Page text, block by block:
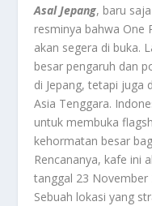
Asal Jepang, baru
resminya bahwa One
akan segera di buka.
besar pengaruh dan
di Jepang, tetapi juga
Asia Tenggara.
untuk membuka
kehormatan besar
Rencananya, kafe ini
tanggal 23 November
Sebuah lokasi yang